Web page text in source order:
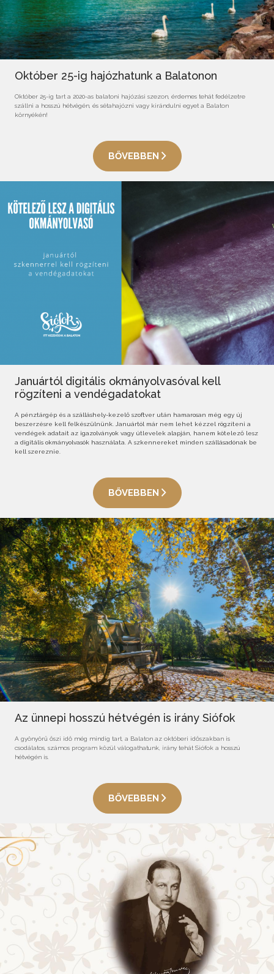
Október 25-ig hajózhatunk a Balatonon
Október 25-ig tart a 2020-as balatoni hajózási szezon, érdemes tehát fedélzetre
szállni a hosszú hétvégén, és sétahajózni vagy kirándulni egyet a Balaton
környékén!
BŐVEBBEN
Januártól digitális okmányolvasóval kell
rögzíteni a vendégadatokat
A pénztárgép és a szálláshely-kezelő szoftver után hamarosan még egy új
beszerzésre kell felkészülnünk. Januártól már nem lehet kézzel rögzíteni a
vendégek adatait az igazolványok vagy útlevelek alapján, hanem kötelező lesz
a digitális okmányolvasók használata. A szkennereket minden szállásadónak be
kell szereznie.
BŐVEBBEN
Az ünnepi hosszú hétvégén is irány Siófok
A gyönyörű őszi idő még mindig tart, a Balaton az októberi időszakban is
csodálatos, számos program közül válogathatunk, irány tehát Siófok a hosszú
hétvégén is.
BŐVEBBEN